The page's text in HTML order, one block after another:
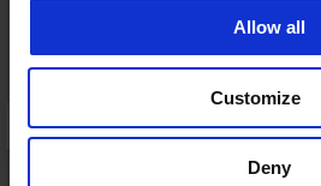
Allow all
Customize
Deny